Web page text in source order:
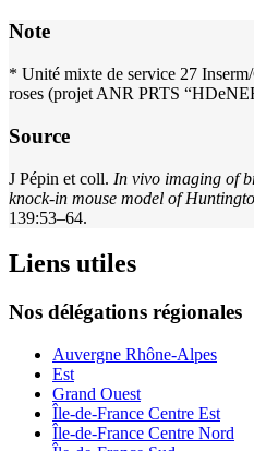
Note
* Unité mixte de service 27
roses (projet ANR PRTS
Source
J Pépin et coll. In vivo imaging of
knock-in mouse model of
139:53–64.
Liens utiles
Nos délégations régionales
Auvergne Rhône-Alpes
Est
Grand Ouest
Île-de-France Centre Est
Île-de-France Centre Nord